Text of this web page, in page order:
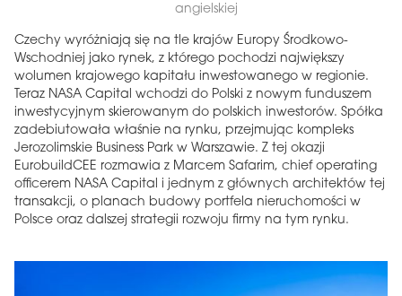
angielskiej
Czechy wyróżniają się na tle krajów Europy Środkowo-
Wschodniej jako rynek, z którego pochodzi największy
wolumen krajowego kapitału inwestowanego w regionie.
Teraz NASA Capital wchodzi do Polski z nowym funduszem
inwestycyjnym skierowanym do polskich inwestorów. Spółka
zadebiutowała właśnie na rynku, przejmując kompleks
Jerozolimskie Business Park w Warszawie. Z tej okazji
EurobuildCEE rozmawia z Marcem Safarim, chief operating
officerem NASA Capital i jednym z głównych architektów tej
transakcji, o planach budowy portfela nieruchomości w
Polsce oraz dalszej strategii rozwoju firmy na tym rynku.